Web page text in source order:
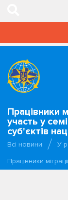
Працівники
участь у
суб'єктів
Всі новини
У
Працівники